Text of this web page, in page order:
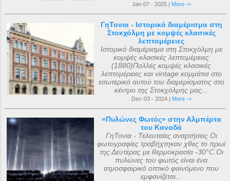
Jan-07 - 2025 | More ->
ΓηΤονια - Ιστορικό διαμέρισμα στη
Στοκχόλμη με κομψές κλασικές
λεπτομέρειες
Ιστορικό διαμέρισμα στη Στοκχόλμη με
κομψές κλασικές λεπτομέρειες
(1880)Πολλές κομψές κλασικές
λεπτομέρειες και vintage κομμάτια στο
εσωτερικό αυτού του διαμερίσματος στο
κέντρο της Στοκχόλμης μας...
Dec-03 - 2024 | More ->
«Πυλώνες Φωτός» στην Αλμπέρτα
του Καναδά
ΓηΤονια - Τελευταίες αναρτήσεις Οι
φωτογραφίες τραβήχτηκαν χθες το πρωί
της Δευτέρας με θερμοκρασία -30°C.Οι
πυλώνες του φωτός είναι ένα
ατμοσφαιρικό οπτικό φαινόμενο που
εμφανίζεται...